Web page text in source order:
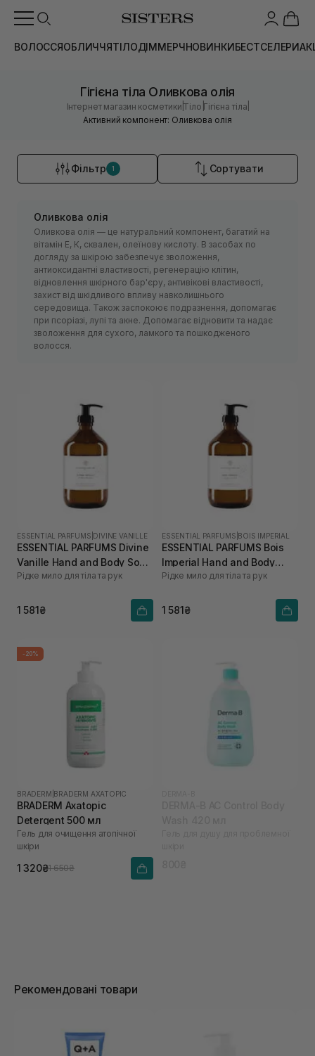
ВОЛОССЯОБЛИЧЧЯТІЛОДІММЕРЧНОВИНКИБЕСТСЕЛЕРИ
Гігієна тіла Оливкова олія
Інтернет магазин косметики |Тіло |Гігієна тіла
Активний компонент: Оливкова олія
Фільтр 1 Сортувати
Оливкова олія
Оливкова олія — це натуральний компонент, багатий на
вітамін Е, К, сквален, олеїнову кислоту. В засобах по
догляду за шкірою забезпечує зволоження,
антиоксидантні властивості, регенерацію клітин,
відновлення шкірного бар'єру, антивікові властивості,
захист від шкідливого впливу навколишнього
середовища. Також заспокоює подразнення, допомагає
при псоріазі, лупі та акне. Допомагає відновити та надає
зволоження для сухого, ламкого та пошкодженого
волосся.
ESSENTIAL PARFUMS DIVINE VANILLE
ESSENTIAL PARFUMS Divine
Vanille Hand and Body Soap
500 мл
Рідке мило для тіла та рук
1 581₴
ESSENTIAL PARFUMS BOIS IMPERIAL
ESSENTIAL PARFUMS Bois
Imperial Hand and Body
Soap 500 мл
Рідке мило для тіла та рук
1 581₴
-20%
BRADERM BRADERM AXATOPIC
BRADERM Axatopic
Detergent 500 мл
Гель для очищення атопічної
шкіри
1 320₴1 650₴
Рекомендовані товари